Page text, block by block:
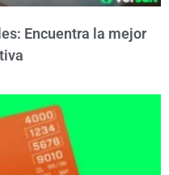
Encuentra la mejor